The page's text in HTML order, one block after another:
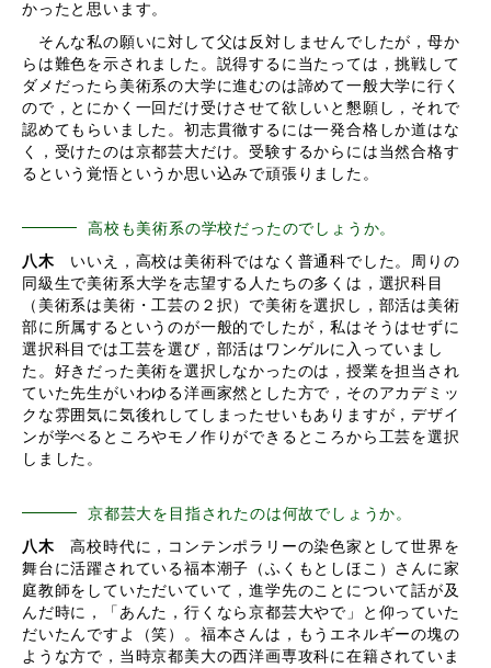
かったと思います。
そんな私の願いに対して父は反対しませんでしたが，母か
らは難色を示されました。説得するに当たっては，挑戦して
ダメだったら美術系の大学に進むのは諦めて一般大学に行く
ので，とにかく一回だけ受けさせて欲しいと懇願し，それで
認めてもらいました。初志貫徹するには一発合格しか道はな
く，受けたのは京都芸大だけ。受験するからには当然合格す
るという覚悟というか思い込みで頑張りました。
高校も美術系の学校だったのでしょうか。
八木 いいえ，高校は美術科ではなく普通科でした。周りの
同級生で美術系大学を志望する人たちの多くは，選択科目
（美術系は美術・工芸の２択）で美術を選択し，部活は美術
部に所属するというのが一般的でしたが，私はそうはせずに
選択科目では工芸を選び，部活はワンゲルに入っていまし
た。好きだった美術を選択しなかったのは，授業を担当され
ていた先生がいわゆる洋画家然とした方で，そのアカデミッ
クな雰囲気に気後れしてしまったせいもありますが，デザイ
ンが学べるところやモノ作りができるところから工芸を選択
しました。
京都芸大を目指されたのは何故でしょうか。
八木 高校時代に，コンテンポラリーの染色家として世界を
舞台に活躍されている福本潮子（ふくもとしほこ）さんに家
庭教師をしていただいていて，進学先のことについて話が及
んだ時に，「あんた，行くなら京都芸大やで」と仰っていた
だいたんですよ（笑）。福本さんは，もうエネルギーの塊の
ような方で，当時京都美大の西洋画専攻科に在籍されていま